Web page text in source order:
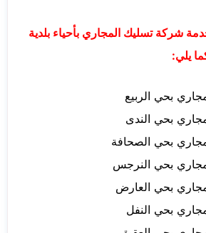
شركة تسليك المجاري بأحياء بلدية
يلي:
بحي الربيع
بحي الندى
بحي الصحافة
بحي النرجس
بحي العارض
بحي النفل